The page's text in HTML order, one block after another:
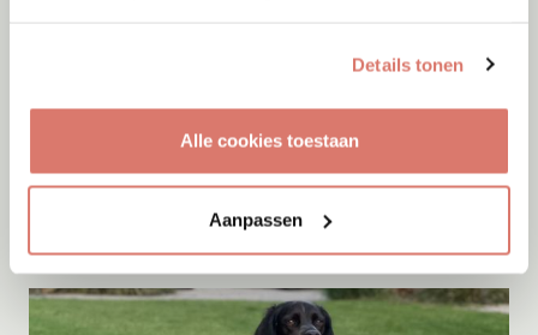
Details tonen
Alle cookies toestaan
Aanpassen
Adoptie
Amersfoort